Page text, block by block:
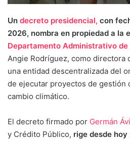
Un decreto presidencial, con
2026, nombra en propiedad a la
Departamento Administrativo de
Angie Rodríguez, como directora
una entidad descentralizada del
de ejecutar proyectos de gestión
cambio climático.
El decreto firmado por Germán
y Crédito Público, rige desde